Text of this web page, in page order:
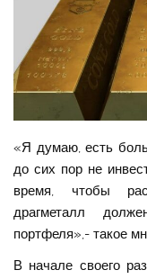
«Я думаю, есть
до сих пор не
время, чтобы
драгметалл
портфеля»,- такое
В начале своего